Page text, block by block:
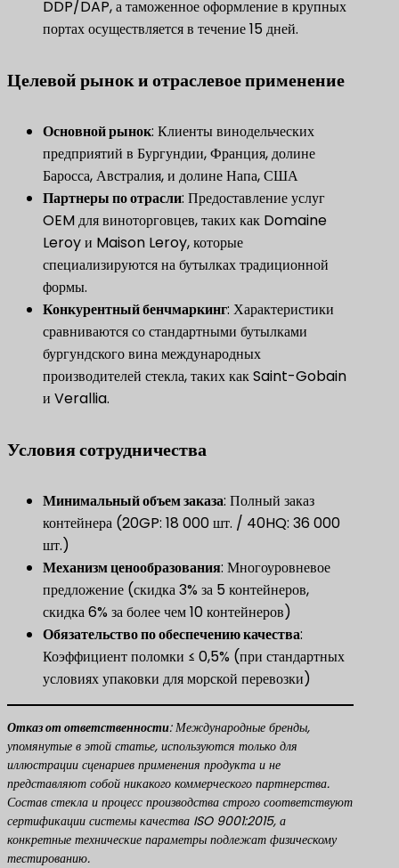
DDP/DAP, а таможенное оформление в крупных
портах осуществляется в течение 15 дней.
Целевой рынок и отраслевое применение
​Основной рынок​​: Клиенты винодельческих
предприятий в Бургундии, Франция, долине
Баросса, Австралия, и долине Напа, США
​Партнеры по отрасли​​: Предоставление услуг
OEM для виноторговцев, таких как Domaine
Leroy и Maison Leroy, которые
специализируются на бутылках традиционной
формы.
Конкурентный бенчмаркинг​: Характеристики
сравниваются со стандартными бутылками
бургундского вина международных
производителей стекла, таких как Saint-Gobain
и Verallia.
Условия сотрудничества
​Минимальный объем заказа​​: Полный заказ
контейнера (20GP: 18 000 шт. / 40HQ: 36 000
шт.)
​Механизм ценообразования​​: Многоуровневое
предложение (скидка 3% за 5 контейнеров,
скидка 6% за более чем 10 контейнеров)
​Обязательство по обеспечению качества​​:
Коэффициент поломки ≤ 0,5% (при стандартных
условиях упаковки для морской перевозки)
​Отказ от ответственности​​: Международные бренды,
упомянутые в этой статье, используются только для
иллюстрации сценариев применения продукта и не
представляют собой никакого коммерческого партнерства.
Состав стекла и процесс производства строго соответствуют
сертификации системы качества ISO 9001:2015, а
конкретные технические параметры подлежат физическому
тестированию.